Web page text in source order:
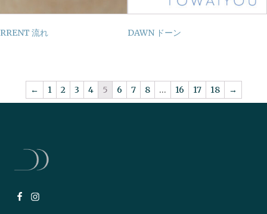
流れ DAWN ドーン
← 1 2 3 4 5 6 7 8 … 16 17 18 →